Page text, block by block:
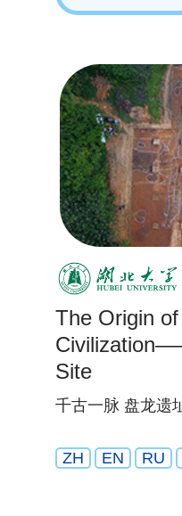
The Origin
Site
千古一脉 盘龙遗
ZH EN RU